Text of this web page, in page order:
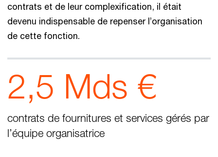
contrats et de leur complexification, il était
devenu indispensable de repenser l’organisation
de cette fonction.
2,5 Mds €
contrats de fournitures et services gérés par
l’équipe organisatrice